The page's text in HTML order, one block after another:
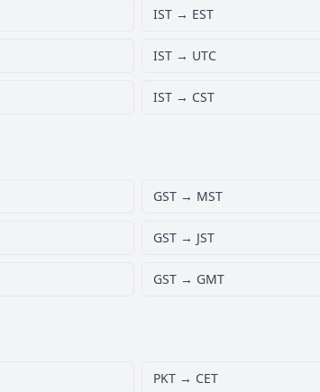
IST → EST
IST → UTC
IST → CST
GST → MST
GST → JST
GST → GMT
PKT → CET